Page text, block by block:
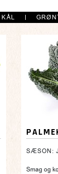
KÅL
SÆSON:
Smag og